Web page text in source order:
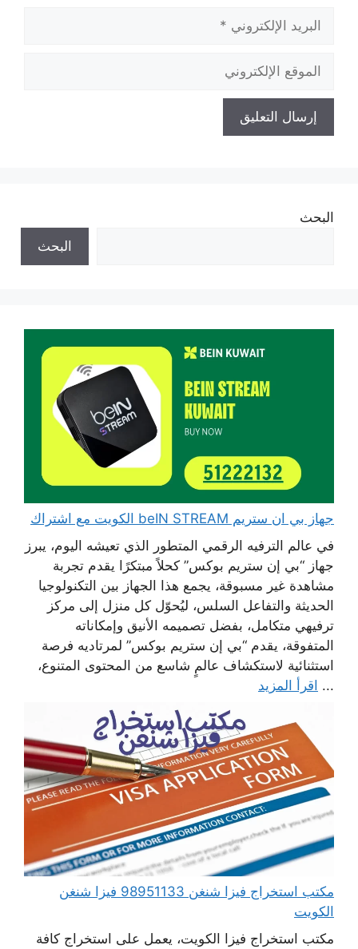
الإلكتروني
الإلكتروني
البحث
البحث
جهاز بي ان ستريم beIN STREAM الكويت مع اشتراك
في عالم الترفيه الرقمي المتطور الذي تعيشه اليوم، يبرز
جهاز “بي إن ستريم بوكس” كحلاً مبتكرًا يقدم تجربة
مشاهدة غير مسبوقة، يجمع هذا الجهاز بين التكنولوجيا
الحديثة والتفاعل السلس، ليُحوّل كل منزل إلى مركز
ترفيهي متكامل، بفضل تصميمه الأنيق وإمكاناته
المتفوقة، يقدم “بي إن ستريم بوكس” لمرتاديه فرصة
استثنائية لاستكشاف عالمٍ شاسع من المحتوى المتنوع،
... اقرأ المزيد
مكتب استخراج فيزا شنغن 98951133 فيزا شنغن
الكويت
مكتب استخراج فيزا الكويت، يعمل على استخراج كافة